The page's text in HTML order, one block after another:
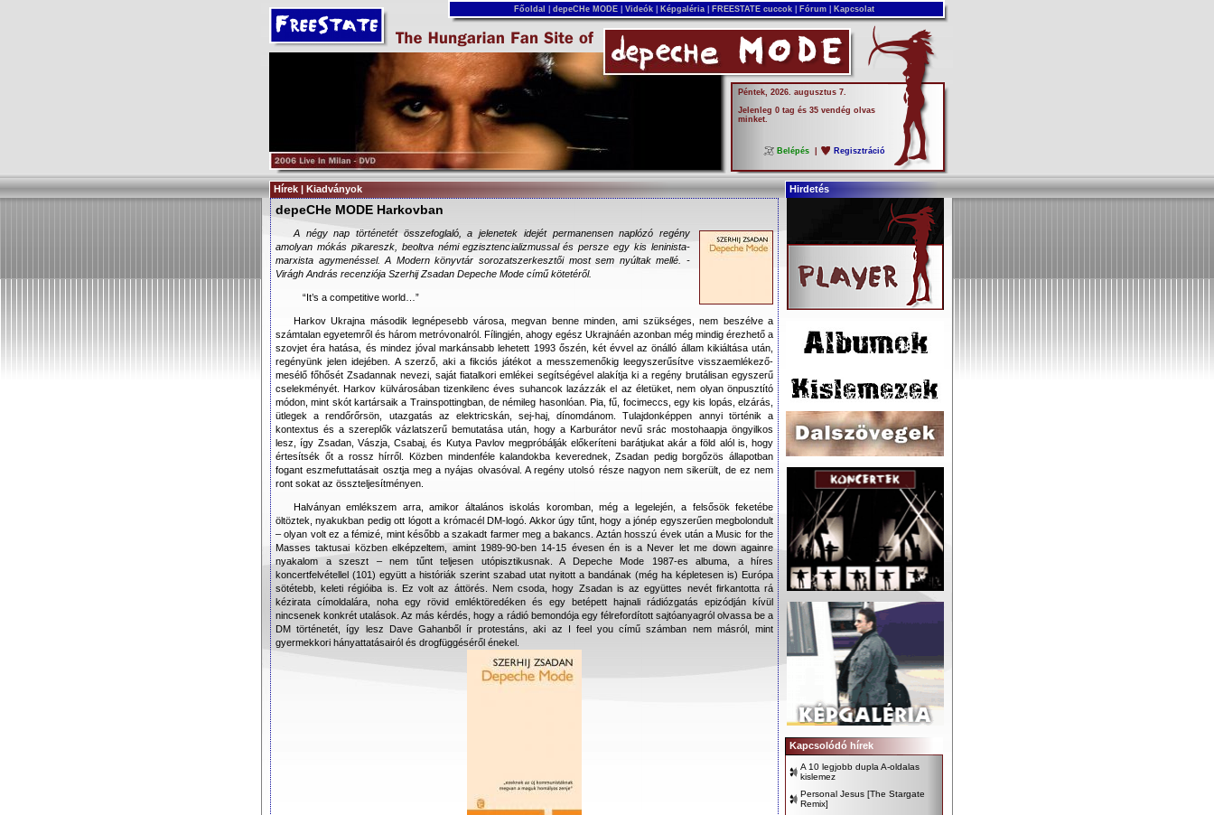
Főoldal depeCHe MODE Videók Képgaléria FREESTATE cuccok Fórum Kapcsolat
Péntek, 2026. augusztus 7.
Jelenleg 0 tag és 35 vendég olvas
minket.
Belépés Regisztráció
Hírek | Kiadványok Hirdetés
depeCHe MODE Harkovban
A négy nap történetét összefoglaló, a jelenetek idejét permanensen naplózó regény
amolyan mókás pikareszk, beoltva némi egzisztencializmussal és persze egy kis leninista-
marxista agymenéssel. A Modern könyvtár sorozatszerkesztői most sem nyúltak mellé. -
Virágh András recenziója Szerhij Zsadan Depeche Mode című kötetéről.
“It’s a competitive world…”
Harkov Ukrajna második legnépesebb városa, megvan benne minden, ami szükséges, nem beszélve a
számtalan egyetemről és három metróvonalról. Fílingjén, ahogy egész Ukrajnáén azonban még mindig érezhető a
szovjet éra hatása, és mindez jóval markánsabb lehetett 1993 őszén, két évvel az önálló állam kikiáltása után,
regényünk jelen idejében. A szerző, aki a fikciós játékot a messzemenőkig leegyszerűsítve visszaemlékező-
mesélő főhősét Zsadannak nevezi, saját fiatalkori emlékei segítségével alakítja ki a regény brutálisan egyszerű
cselekményét. Harkov külvárosában tizenkilenc éves suhancok lazázzák el az életüket, nem olyan önpusztító
módon, mint skót kartársaik a Trainspottingban, de némileg hasonlóan. Pia, fű, focimeccs, egy kis lopás, elzárás,
ütlegek a rendőrőrsön, utazgatás az elektricskán, sej-haj, dínomdánom. Tulajdonképpen annyi történik a
kontextus és a szereplők vázlatszerű bemutatása után, hogy a Karburátor nevű srác mostohaapja öngyilkos
lesz, így Zsadan, Vászja, Csabaj, és Kutya Pavlov megpróbálják előkeríteni barátjukat akár a föld alól is, hogy
értesítsék őt a rossz hírről. Közben mindenféle kalandokba keverednek, Zsadan pedig borgőzös állapotban
fogant eszmefuttatásait osztja meg a nyájas olvasóval. A regény utolsó része nagyon nem sikerült, de ez nem
ront sokat az összteljesítményen.
Halványan emlékszem arra, amikor általános iskolás koromban, még a legelején, a felsősök feketébe
öltöztek, nyakukban pedig ott lógott a krómacél DM-logó. Akkor úgy tűnt, hogy a jónép egyszerűen megbolondult
– olyan volt ez a fémizé, mint később a szakadt farmer meg a bakancs. Aztán hosszú évek után a Music for the
Masses taktusai közben elképzeltem, amint 1989-90-ben 14-15 évesen én is a Never let me down againre
nyakalom a szeszt – nem tűnt teljesen utópisztikusnak. A Depeche Mode 1987-es albuma, a híres
koncertfelvétellel (101) együtt a históriák szerint szabad utat nyitott a bandának (még ha képletesen is) Európa
sötétebb, keleti régióiba is. Ez volt az áttörés. Nem csoda, hogy Zsadan is az együttes nevét firkantotta rá
kézirata címoldalára, noha egy rövid emléktöredéken és egy betépett hajnali rádiózgatás epizódján kívül
nincsenek konkrét utalások. Az más kérdés, hogy a rádió bemondója egy félrefordított sajtóanyagról olvassa be a
DM történetét, így lesz Dave Gahanből ír protestáns, aki az I feel you című számban nem másról, mint
gyermekkori hányattatásairól és drogfüggéséről énekel.
Kapcsolódó hírek
A 10 legjobb dupla A-oldalas
kislemez
Personal Jesus [The Stargate
Remix]